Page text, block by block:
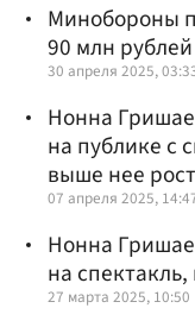
Минобороны
90 млн
30 апреля 2025,
Нонна
на публике с
выше нее
07 апреля 2025,
Нонна
на
27 марта 2025, 10:50